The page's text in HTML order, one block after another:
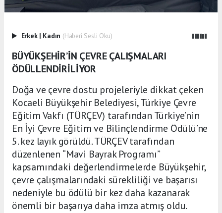
Erkek | Kadın (Haberi Sesli Oku)
BÜYÜKŞEHİR’İN ÇEVRE ÇALIŞMALARI
ÖDÜLLENDİRİLİYOR
Doğa ve çevre dostu projeleriyle dikkat çeken
Kocaeli Büyükşehir Belediyesi, Türkiye Çevre
Eğitim Vakfı (TÜRÇEV) tarafından Türkiye’nin
En İyi Çevre Eğitim ve Bilinçlendirme Ödülü’ne
5. kez layık görüldü. TÜRÇEV tarafından
düzenlenen “Mavi Bayrak Programı”
kapsamındaki değerlendirmelerde Büyükşehir,
çevre çalışmalarındaki sürekliliği ve başarısı
nedeniyle bu ödülü bir kez daha kazanarak
önemli bir başarıya daha imza atmış oldu.